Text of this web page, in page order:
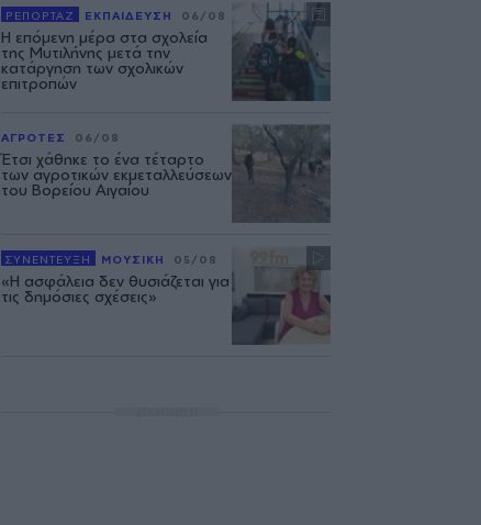
ΡΕΠΟΡΤΑΖ ΕΚΠΑΙΔΕΥΣΗ 06/08
Η επόμενη μέρα στα σχολεία
της Μυτιλήνης μετά την
κατάργηση των σχολικών
επιτροπών
ΑΓΡΟΤΕΣ 06/08
Έτσι χάθηκε το ένα τέταρτο
των αγροτικών εκμεταλλεύσεων
του Βορείου Αιγαίου
ΣΥΝΕΝΤΕΥΞΗ ΜΟΥΣΙΚΗ 05/08
«Η ασφάλεια δεν θυσιάζεται για
τις δημόσιες σχέσεις»